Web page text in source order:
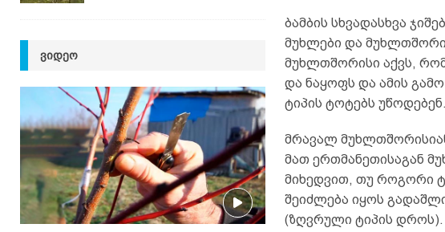
ბამბის სხვადასხვა
მუხლები და
მუხლთშორისი აქვს,
და ნაყოფს და ამის
ტიპის ტოტებს უწოდებენ.
მრავალ
მათ ერთმანეთისაგან
მიხედვით, თუ როგორი
შეიძლება იყოს
(ზღვრული ტიპის დროს).
ᲕᲘᲓᲔᲝ